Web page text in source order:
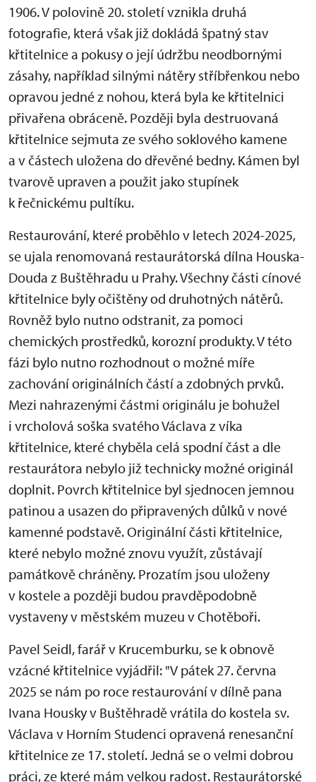
1906. V polovině 20. století vznikla druhá
fotografie, která však již dokládá špatný stav
křtitelnice a pokusy o její údržbu neodbornými
zásahy, například silnými nátěry stříbřenkou nebo
opravou jedné z nohou, která byla ke křtitelnici
přivařena obráceně. Později byla destruovaná
křtitelnice sejmuta ze svého soklového kamene
a v částech uložena do dřevěné bedny. Kámen byl
tvarově upraven a použit jako stupínek
k řečnickému pultíku.
Restaurování, které proběhlo v letech 2024-2025,
se ujala renomovaná restaurátorská dílna Houska-
Douda z Buštěhradu u Prahy. Všechny části cínové
křtitelnice byly očištěny od druhotných nátěrů.
Rovněž bylo nutno odstranit, za pomoci
chemických prostředků, korozní produkty. V této
fázi bylo nutno rozhodnout o možné míře
zachování originálních částí a zdobných prvků.
Mezi nahrazenými částmi originálu je bohužel
i vrcholová soška svatého Václava z víka
křtitelnice, které chyběla celá spodní část a dle
restaurátora nebylo již technicky možné originál
doplnit. Povrch křtitelnice byl sjednocen jemnou
patinou a usazen do připravených důlků v nové
kamenné podstavě. Originální části křtitelnice,
které nebylo možné znovu využít, zůstávají
památkově chráněny. Prozatím jsou uloženy
v kostele a později budou pravděpodobně
vystaveny v městském muzeu v Chotěboři.
Pavel Seidl, farář v Krucemburku, se k obnově
vzácné křtitelnice vyjádřil: "V pátek 27. června
2025 se nám po roce restaurování v dílně pana
Ivana Housky v Buštěhradě vrátila do kostela sv.
Václava v Horním Studenci opravená renesanční
křtitelnice ze 17. století. Jedná se o velmi dobrou
práci, ze které mám velkou radost. Restaurátorské